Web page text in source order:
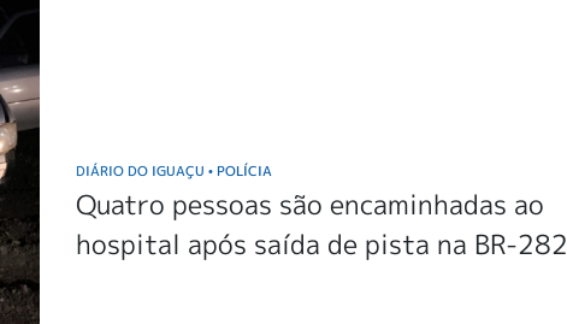
DIÁRIO DO IGUAÇU• POLÍCIA
Quatro pessoas são encaminhadas ao
hospital após saída de pista na BR-282